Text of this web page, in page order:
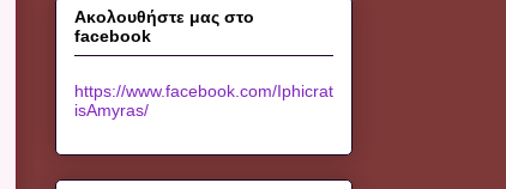
Ακολουθήστε μας στο
facebook
https://www.facebook.com/Iphicrat
isAmyras/